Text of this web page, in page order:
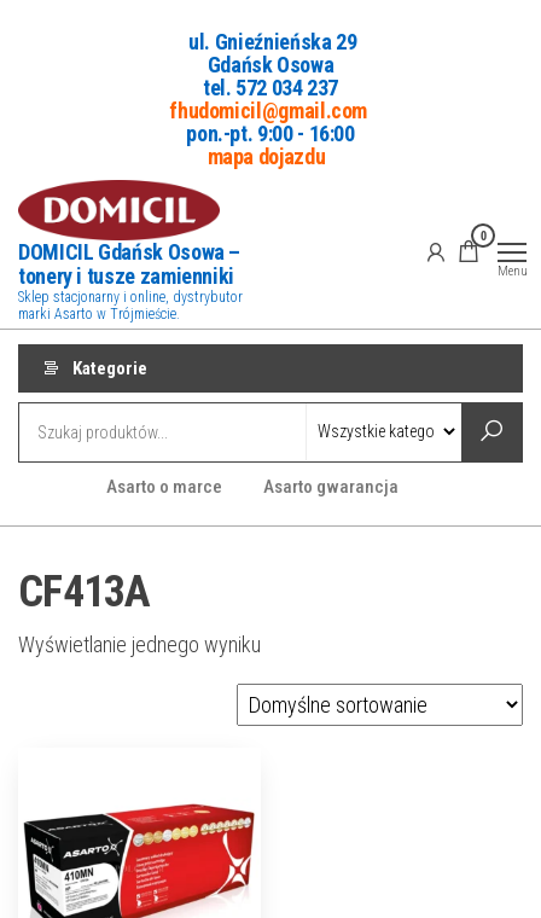
ul. Gnieźnieńska 29
Gdańsk Osowa
tel. 572 034 237
fhudomicil@gmail.com
pon.-pt. 9:00 - 16:00
mapa dojazdu
DOMICIL Gdańsk Osowa –
tonery i tusze zamienniki
Sklep stacjonarny i online, dystrybutor
marki Asarto w Trójmieście.
0
Menu
Kategorie
Asarto o marce Asarto gwarancja
CF413A
Wyświetlanie jednego wyniku